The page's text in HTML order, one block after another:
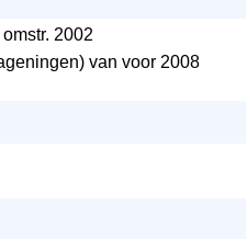
2002
van voor 2008